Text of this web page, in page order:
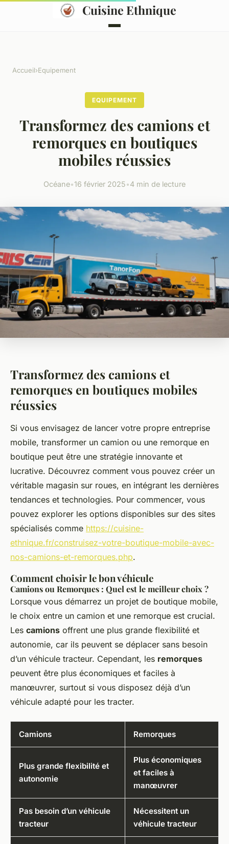
Cuisine Ethnique
Accueil›Equipement
EQUIPEMENT
Transformez des camions et
remorques en boutiques
mobiles réussies
Océane•16 février 2025•4 min de lecture
Transformez des camions et
remorques en boutiques mobiles
réussies
Si vous envisagez de lancer votre propre entreprise
mobile, transformer un camion ou une remorque en
boutique peut être une stratégie innovante et
lucrative. Découvrez comment vous pouvez créer un
véritable magasin sur roues, en intégrant les dernières
tendances et technologies. Pour commencer, vous
pouvez explorer les options disponibles sur des sites
spécialisés comme https://cuisine-
ethnique.fr/construisez-votre-boutique-mobile-avec-
nos-camions-et-remorques.php.
Comment choisir le bon véhicule
Camions ou Remorques : Quel est le meilleur choix ?
Lorsque vous démarrez un projet de boutique mobile,
le choix entre un camion et une remorque est crucial.
Les camions offrent une plus grande flexibilité et
autonomie, car ils peuvent se déplacer sans besoin
d’un véhicule tracteur. Cependant, les remorques
peuvent être plus économiques et faciles à
manœuvrer, surtout si vous disposez déjà d’un
véhicule adapté pour les tracter.
Camions Remorques
Plus grande flexibilité et
autonomie
Plus économiques
et faciles à
manœuvrer
Pas besoin d’un véhicule
tracteur
Nécessitent un
véhicule tracteur